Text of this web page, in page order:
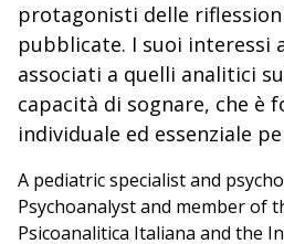
protagonisti delle
pubblicate. I suoi interessi
associati a quelli analitici
capacità di sognare, che è
individuale ed essenziale
A pediatric specialist and
Psychoanalyst and member of
Psicoanalitica Italiana and the